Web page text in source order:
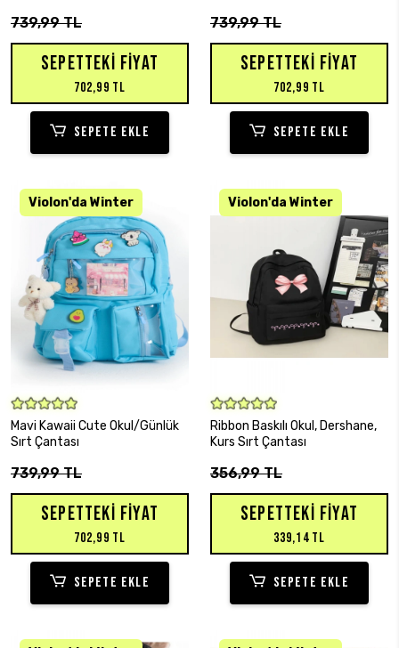
739,99 TL
SEPETTEKI FIYAT
702,99 TL
SEPETE EKLE
739,99 TL
SEPETTEKI FIYAT
702,99 TL
SEPETE EKLE
SEPETE EKLE
Mavi Kawaii Cute Okul/Günlük
Sırt Çantası
739,99 TL
SEPETTEKI FIYAT
702,99 TL
SEPETE EKLE
SEPETE EKLE
Ribbon Baskılı Okul, Dershane,
Kurs Sırt Çantası
356,99 TL
SEPETTEKI FIYAT
339,14 TL
SEPETE EKLE